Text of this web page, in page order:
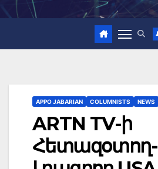
APPO JABARIAN COLUMNISTS NEWS
ARTN TV-ի
Հետազօտող-